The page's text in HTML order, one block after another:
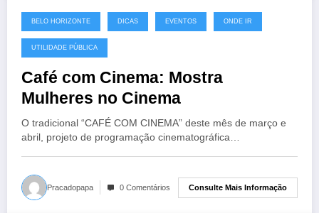
28 de março de 2025
BELO HORIZONTE DICAS EVENTOS ONDE IR
UTILIDADE PÚBLICA
Café com Cinema: Mostra
Mulheres no Cinema
O tradicional “CAFÉ COM CINEMA” deste mês de março e
abril, projeto de programação cinematográfica…
Pracadopapa 0 Comentários Consulte Mais Informação